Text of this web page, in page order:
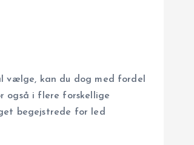
vælge, kan du dog med fordel
også i flere forskellige
begejstrede for led